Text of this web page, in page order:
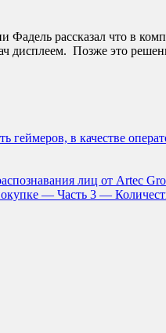
рассказал что в
дисплеем. Позже это
геймеров, в качестве
лиц от Artec
— Часть 3 —